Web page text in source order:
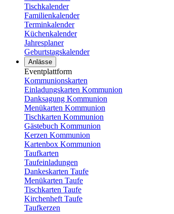
Tischkalender
Familienkalender
Terminkalender
Küchenkalender
Jahresplaner
Geburtstagskalender
Anlässe
Eventplattform
Kommunionskarten
Einladungskarten Kommunion
Danksagung Kommunion
Menükarten Kommunion
Tischkarten Kommunion
Gästebuch Kommunion
Kerzen Kommunion
Kartenbox Kommunion
Taufkarten
Taufeinladungen
Dankeskarten Taufe
Menükarten Taufe
Tischkarten Taufe
Kirchenheft Taufe
Taufkerzen